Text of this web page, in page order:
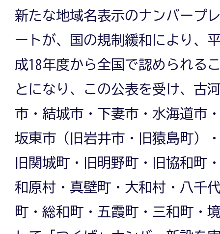
新たな地域名表示のナンバープ
ートが、国の規制緩和により、
成18年度から全国で認められる
とになり、この公表を受け、古
市・結城市・下妻市・水海道市
坂東市（旧岩井市・旧猿島町）
旧関城町・旧明野町・旧協和町
和原村・真壁町・大和村・八千
町・総和町・五霞町・三和町・